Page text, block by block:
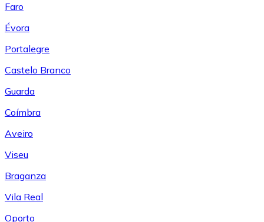
Faro
Évora
Portalegre
Castelo Branco
Guarda
Coímbra
Aveiro
Viseu
Braganza
Vila Real
Oporto